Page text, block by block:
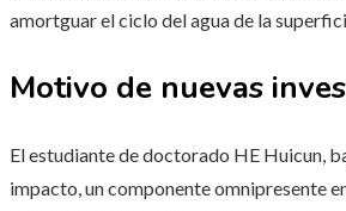
amortguar el ciclo del agua de la
Motivo de nuevas
El estudiante de doctorado HE Huicun,
impacto, un componente omnipresente